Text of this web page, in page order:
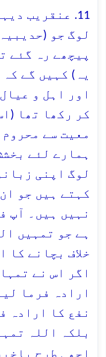
11. عنقریب
لوگ جو
پیچھے رہ گئے
یہ) کہیں گے
اور اہل و
کر رکھا تھا
معیت سے
ہمارے لئے
لوگ اپنی
کہتے ہیں جو
نہیں ہیں۔ آپ
ہے جو تمہیں
خلاف بچانے کا
اگر اس نے
ارادہ فرما
نفع کا ارادہ
بلکہ اللہ
اچھی طرح